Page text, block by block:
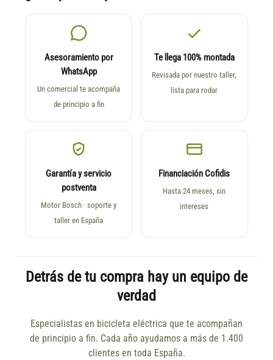
Asesoramiento por
WhatsApp
Un comercial te acompaña
de principio a fin
Te llega 100% montada
Revisada por nuestro taller,
lista para rodar
Garantía y servicio
postventa
Motor Bosch · soporte y
taller en España
Financiación Cofidis
Hasta 24 meses, sin
intereses
Detrás de tu compra hay un equipo de
verdad
Especialistas en bicicleta eléctrica que te acompañan
de principio a fin. Cada año ayudamos a más de 1.400
clientes en toda España.